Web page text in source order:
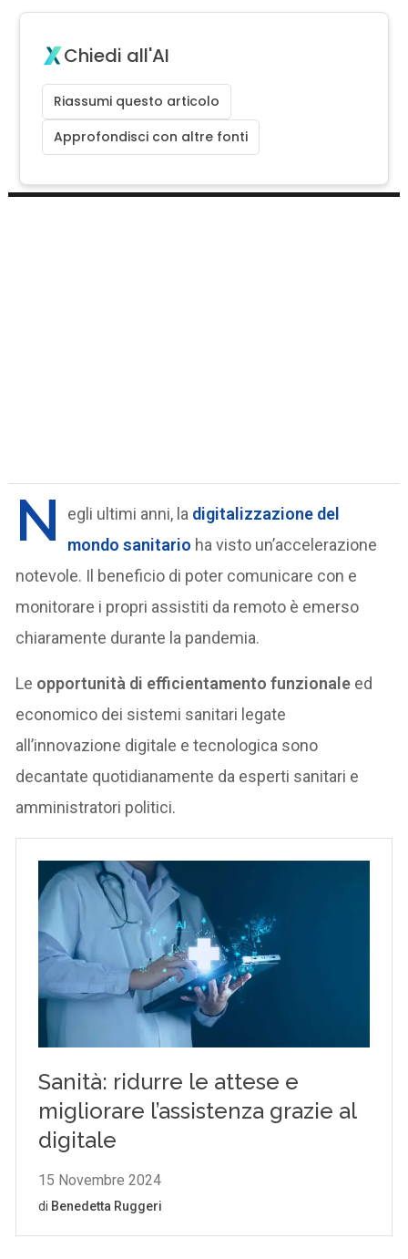
Chiedi all'AI
Riassumi questo articolo
Approfondisci con altre fonti
N egli ultimi anni, la digitalizzazione del
mondo sanitario ha visto un’accelerazione
notevole. Il beneficio di poter comunicare con e
monitorare i propri assistiti da remoto è emerso
chiaramente durante la pandemia.
Le opportunità di efficientamento funzionale ed
economico dei sistemi sanitari legate
all’innovazione digitale e tecnologica sono
decantate quotidianamente da esperti sanitari e
amministratori politici.